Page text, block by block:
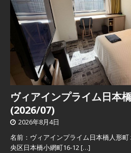
ヴィアインプライム日本
(2026/07)
2026年8月4日
名前：ヴィアインプライム日本橋人形
央区日本橋小網町16-12[…]